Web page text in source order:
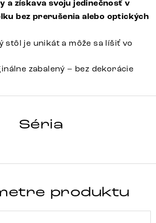
a získava svoju jedinečnosť v
bez prerušenia alebo optických
stôl je unikát a môže sa líšiť vo
zabalený – bez dekorácie
Séria
produktu